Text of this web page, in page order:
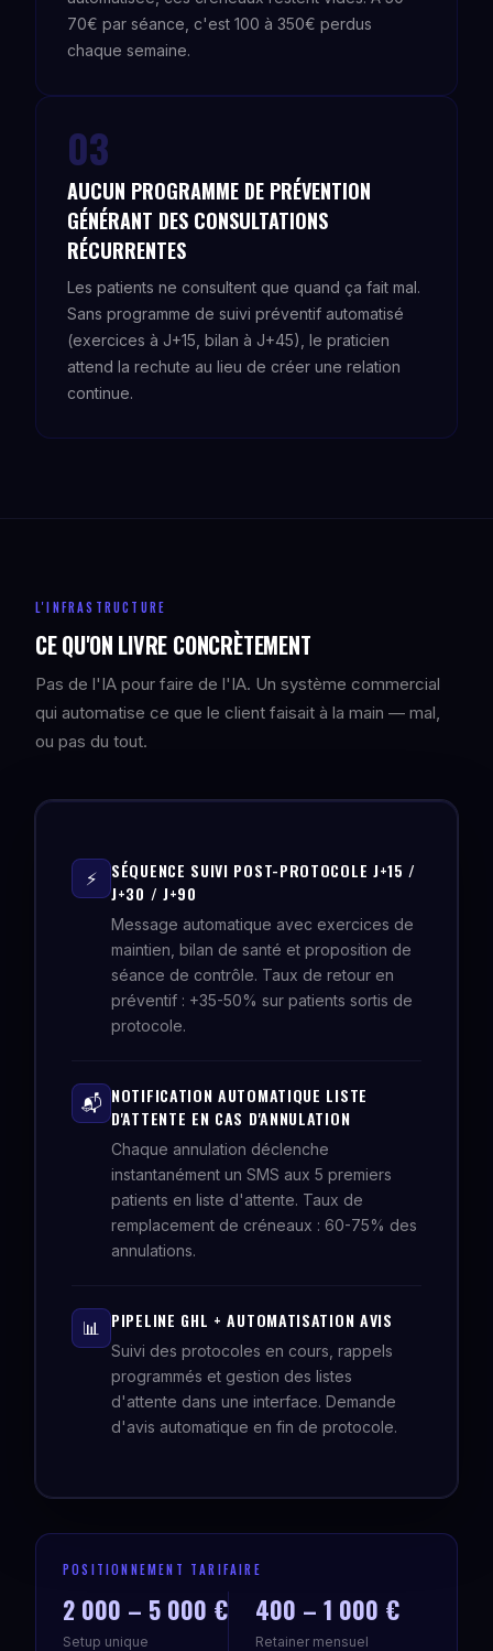
70€ par séance, c'est 100 à 350€ perdus
chaque semaine.
03
AUCUN PROGRAMME DE PRÉVENTION
GÉNÉRANT DES CONSULTATIONS
RÉCURRENTES
Les patients ne consultent que quand ça fait mal.
Sans programme de suivi préventif automatisé
(exercices à J+15, bilan à J+45), le praticien
attend la rechute au lieu de créer une relation
continue.
L'INFRASTRUCTURE
CE QU'ON LIVRE CONCRÈTEMENT
Pas de l'IA pour faire de l'IA. Un système commercial
qui automatise ce que le client faisait à la main — mal,
ou pas du tout.
⚡
SÉQUENCE SUIVI POST-PROTOCOLE J+15 /
J+30 / J+90
Message automatique avec exercices de
maintien, bilan de santé et proposition de
séance de contrôle. Taux de retour en
préventif : +35-50% sur patients sortis de
protocole.
📬 NOTIFICATION AUTOMATIQUE LISTE
D'ATTENTE EN CAS D'ANNULATION
Chaque annulation déclenche
instantanément un SMS aux 5 premiers
patients en liste d'attente. Taux de
remplacement de créneaux : 60-75% des
annulations.
📊 PIPELINE GHL + AUTOMATISATION AVIS
Suivi des protocoles en cours, rappels
programmés et gestion des listes
d'attente dans une interface. Demande
d'avis automatique en fin de protocole.
POSITIONNEMENT TARIFAIRE
2 000 – 5 000 €
Setup unique
400 – 1 000 €
Retainer mensuel